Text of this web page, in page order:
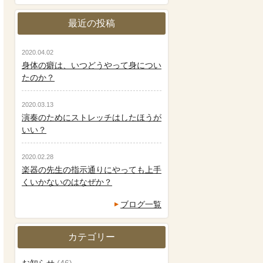
最近の投稿
2020.04.02
身体の癖は、いつどうやって身につい
たのか？
2020.03.13
演奏のためにストレッチはしたほうが
いい？
2020.02.28
楽器の先生の指示通りにやっても上手
くいかないのはなぜか？
ブログ一覧
カテゴリー